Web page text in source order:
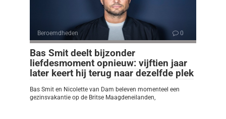
Beroemdheden 0
Bas Smit deelt bijzonder
liefdesmoment opnieuw: vijftien jaar
later keert hij terug naar dezelfde plek
Bas Smit en Nicolette van Dam beleven momenteel een
gezinsvakantie op de Britse Maagdeneilanden,